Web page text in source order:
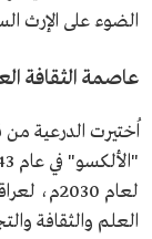
الضوء على الإرث
عاصمة الثقافة
اُختيرت الدرعية من
لعام
العلم والثقافة